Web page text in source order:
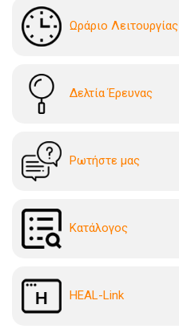
Ωράριο Λειτουργίας
Δελτία Έρευνας
Ρωτήστε μας
Kατάλογoς
HEAL-Link